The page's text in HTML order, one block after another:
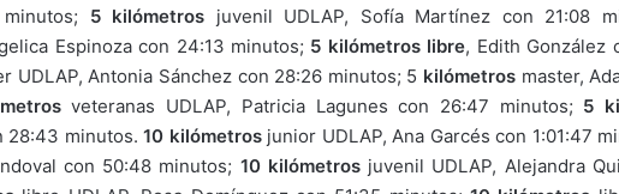
5 kilómetros juvenil UDLAP, Sofía Martínez con 21:08
Espinoza con 24:13 minutos; 5 kilómetros libre, Edith González
UDLAP, Antonia Sánchez con 28:26 minutos; 5 kilómetros master,
veteranas UDLAP, Patricia Lagunes con 26:47 minutos; 5
28:43 minutos.10 kilómetros junior UDLAP, Ana Garcés con 1:01:47
con 50:48 minutos; 10 kilómetrosjuvenil UDLAP, Alejandra